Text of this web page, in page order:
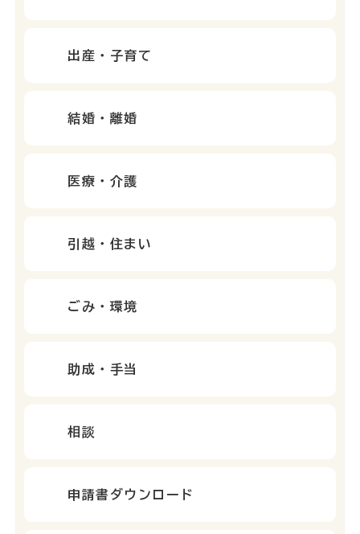
出産・子育て
結婚・離婚
医療・介護
引越・住まい
ごみ・環境
助成・手当
相談
申請書ダウンロード